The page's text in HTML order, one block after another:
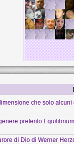
che solo
preferito
di Dio di Werner